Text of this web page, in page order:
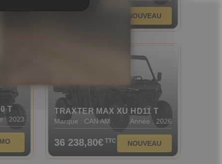
16 799,00€ NOUVEAU
T
: 2023
TRAXTER MAX XU HD11 T
Marque : CAN AM Année : 2026
36 238,80€ TTC NOUVEAU